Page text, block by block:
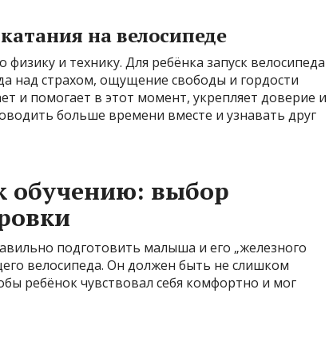
на велосипеде
и технику. Для ребёнка запуск велосипеда
над страхом, ощущение свободы и гордости
и помогает в этот момент, укрепляет доверие и
больше времени вместе и узнавать друг
обучению: выбор
подготовить малыша и его „железного
велосипеда. Он должен быть не слишком
ребёнок чувствовал себя комфортно и мог